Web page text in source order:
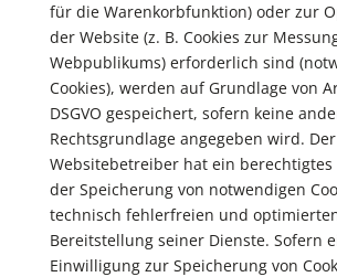
für die Warenkorbfunktion) oder zur
der Website (z. B. Cookies zur
Webpublikums) erforderlich sind
Cookies), werden auf Grundlage von
DSGVO gespeichert, sofern keine
Rechtsgrundlage angegeben wird. Der
Websitebetreiber hat ein berechtigtes
der Speicherung von notwendigen
technisch fehlerfreien und
Bereitstellung seiner Dienste. Sofern
Einwilligung zur Speicherung von